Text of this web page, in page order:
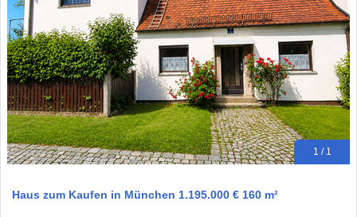
1 / 1
Haus zum Kaufen in München 1.195.000 € 160 m²